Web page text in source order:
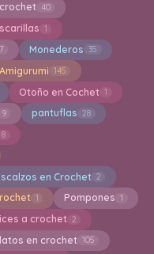
40
1
Monederos 35
145
Otoño en Cochet 1
9 pantuflas 28
8
en Crochet 2
1 Pompones 1
a crochet 2
en crochet 105